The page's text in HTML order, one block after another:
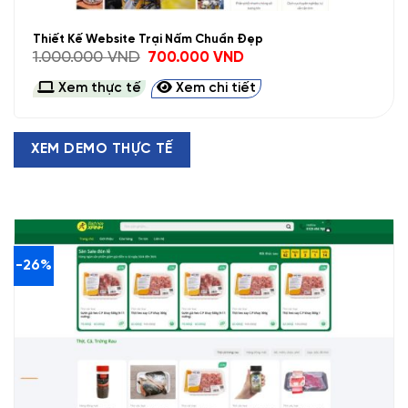
Thiết Kế Website Trại Nấm Chuẩn Đẹp
1.000.000VND
Giá
là:
1.000.000 VND.
700.000VNDGiá
tại
là:
700.000 VND.
Xem thực tế Xem chi tiết
XEM DEMO THỰC TẾ
-26%